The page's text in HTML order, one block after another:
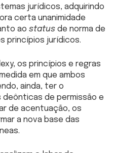
jurídicos, adquirindo
certa unanimidade
ao status de norma de
princípios jurídicos.
os princípios e regras
em que ambos
ainda, ter o
de permissão e
de acentuação, os
a nova base das